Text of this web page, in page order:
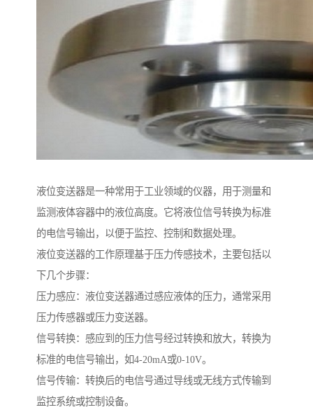
液位变送器是一种常用于工业领域的仪器，用于测量和
监测液体容器中的液位高度。它将液位信号转换为标准
的电信号输出，以便于监控、控制和数据处理。
液位变送器的工作原理基于压力传感技术，主要包括以
下几个步骤：
压力感应：液位变送器通过感应液体的压力，通常采用
压力传感器或压力变送器。
信号转换：感应到的压力信号经过转换和放大，转换为
标准的电信号输出，如4-20mA或0-10V。
信号传输：转换后的电信号通过导线或无线方式传输到
监控系统或控制设备。